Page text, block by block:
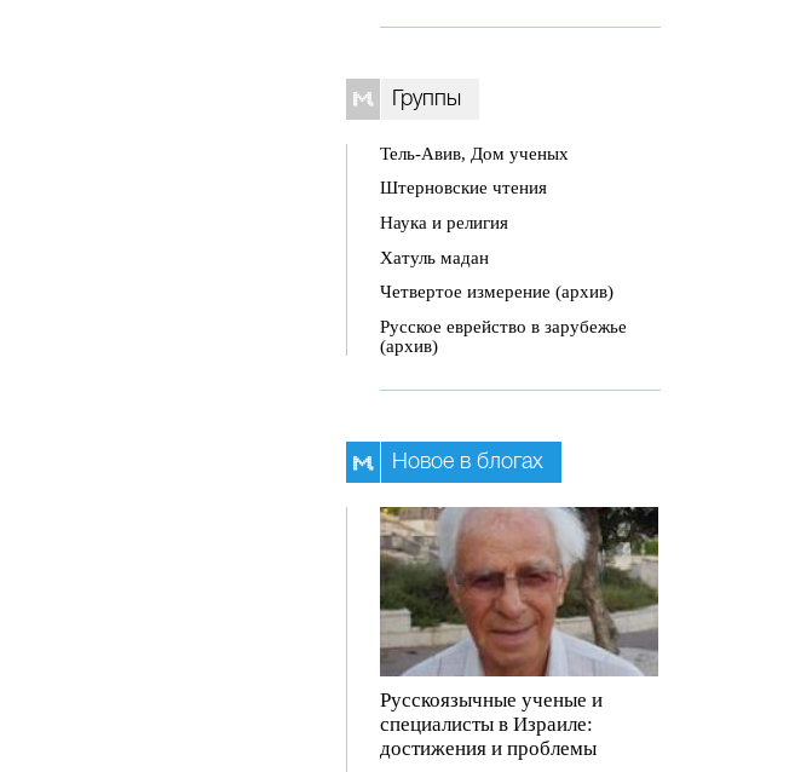
Группы
Тель-Авив, Дом ученых
Штерновские чтения
Наука и религия
Хатуль мадан
Четвертое измерение (архив)
Русское еврейство в зарубежье
(архив)
Новое в блогах
Русскоязычные ученые и
специалисты в Израиле:
достижения и проблемы